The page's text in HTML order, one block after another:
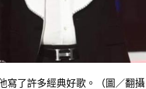
了許多經典好歌。（圖／翻攝